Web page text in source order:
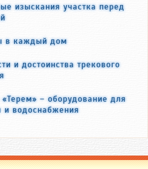
изыскания участка перед
в каждый дом
и достоинства трекового
– оборудование для
и водоснабжения